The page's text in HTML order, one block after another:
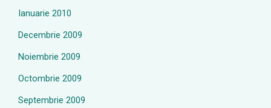
Ianuarie 2010
Decembrie 2009
Noiembrie 2009
Octombrie 2009
Septembrie 2009